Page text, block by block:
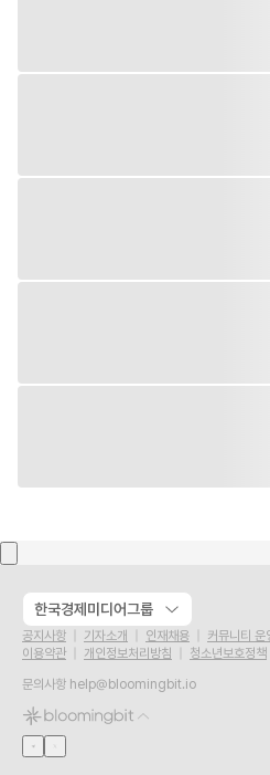
한국경제미디어그룹
공지사항 기자소개 인재채용
커뮤니티 운
이용약관
개인정보처리방침 청소년보호정책
문의사항 help@bloomingbit.io